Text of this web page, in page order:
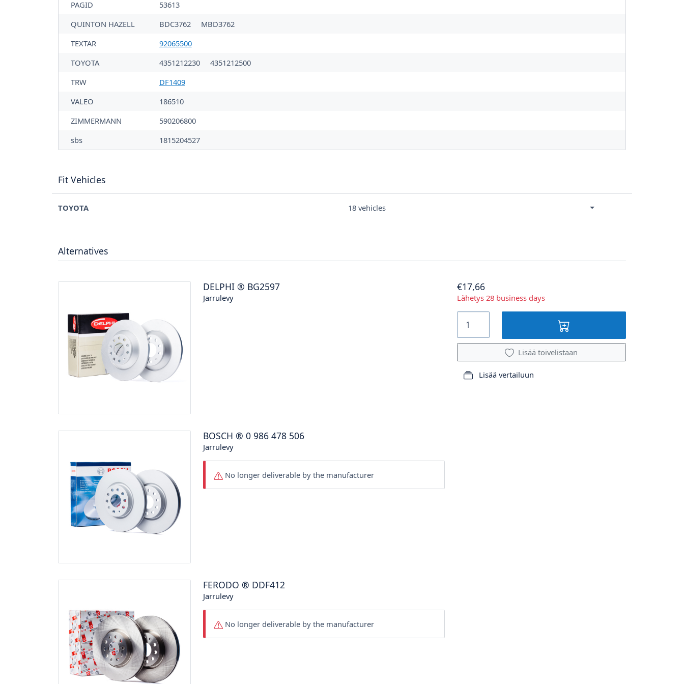
PAGID
53613
QUINTON HAZELL
BDC3762
MBD3762
TEXTAR
92065500
TOYOTA
4351212230
4351212500
TRW
DF1409
VALEO
186510
ZIMMERMANN
590206800
sbs
1815204527
Fit Vehicles
TOYOTA 18 vehicles
Alternatives
DELPHI ® BG2597
Jarrulevy
€17,66
Lähetys 28 business days
Lisää toivelistaan
Lisää vertailuun
BOSCH ® 0 986 478 506
Jarrulevy
No longer deliverable by the manufacturer
FERODO ® DDF412
Jarrulevy
No longer deliverable by the manufacturer